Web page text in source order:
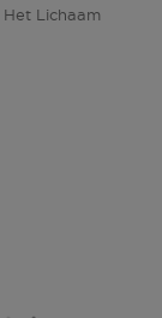
Lichaam